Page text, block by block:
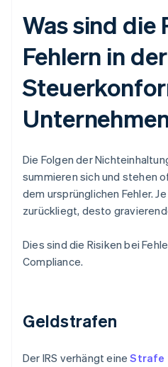
Was sind die
Fehlern in der
Die Folgen der
summieren sich und stehen
dem ursprünglichen Fehler.
zurückliegt, desto
Dies sind die Risiken bei
Compliance.
Geldstrafen
Der IRS verhängt eineStrafe